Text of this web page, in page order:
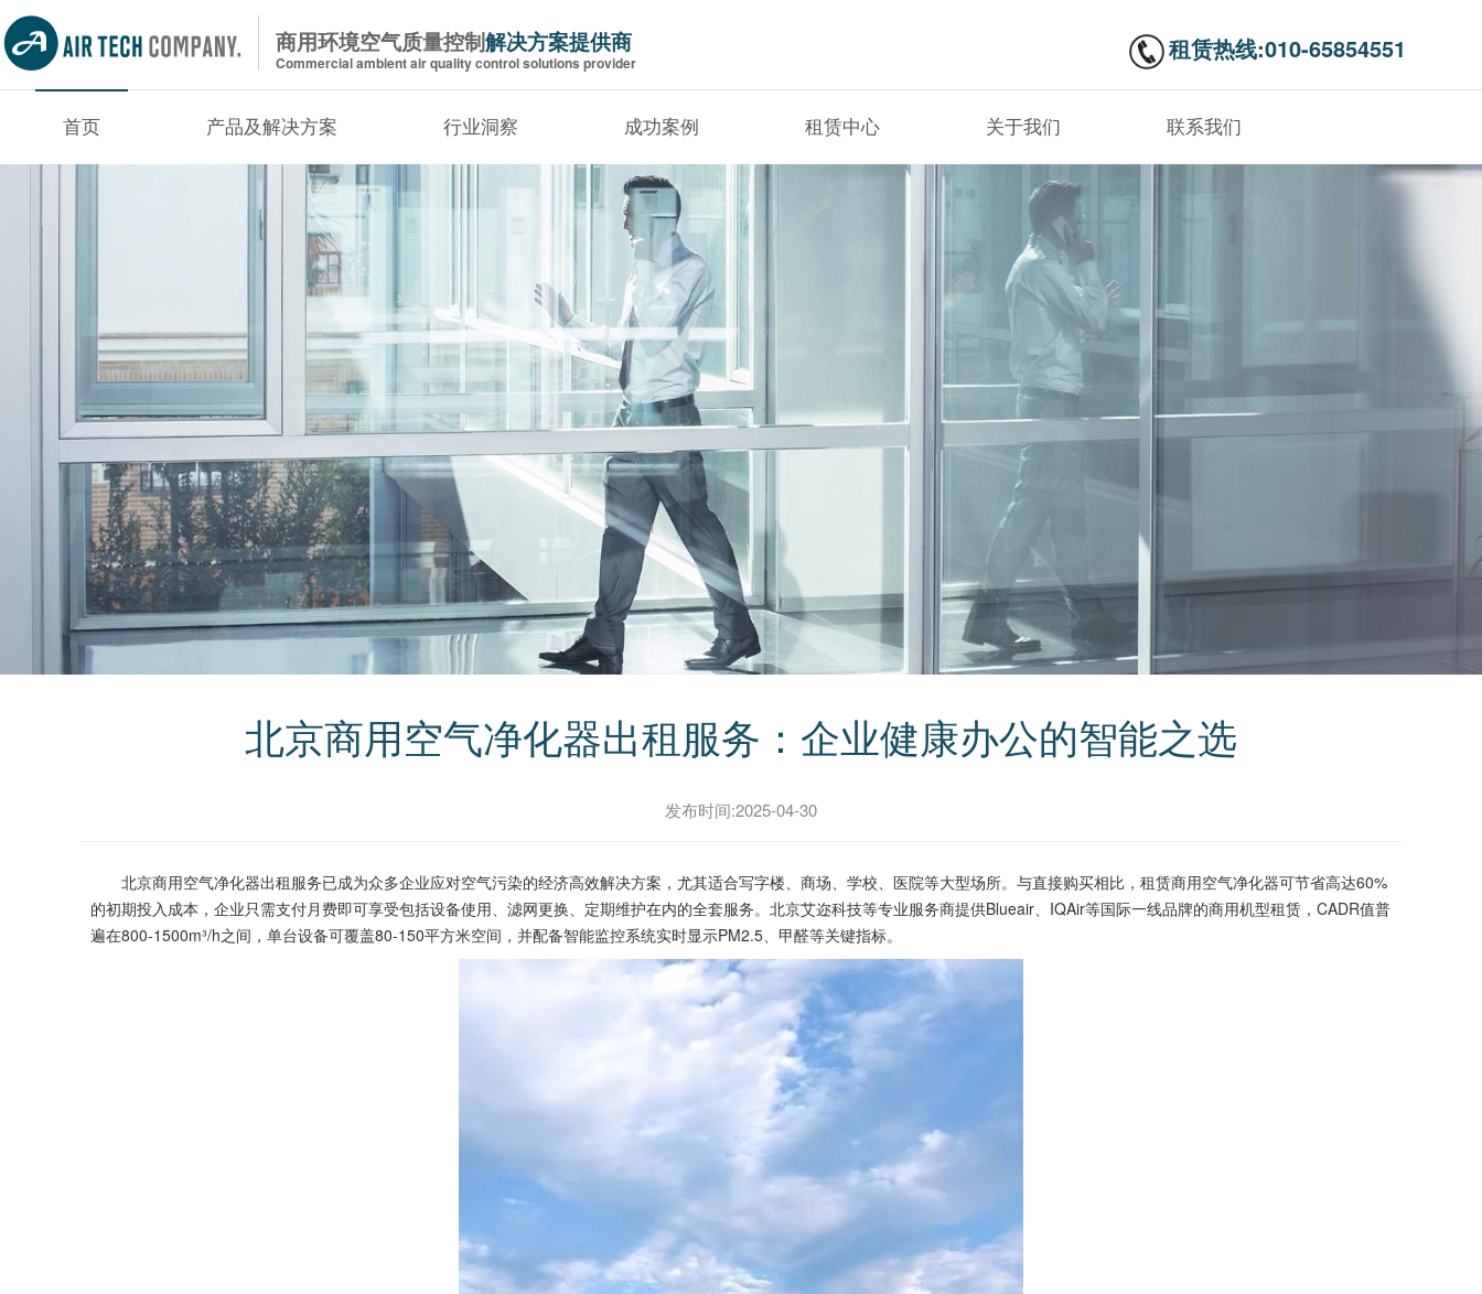
商用环境空气质量控制解决方案提供商
Commercial ambient air quality control solutions provider 租赁热线:010-65854551
首页 产品及解决方案 行业洞察 成功案例 租赁中心 关于我们 联系我们
北京商用空气净化器出租服务：企业健康办公的智能之选
发布时间:2025-04-30
北京商用空气净化器出租服务已成为众多企业应对空气污染的经济高效解决方案，尤其适合写字楼、商场、学校、医院等大型场所。与直接购买相比，租赁商用空气净化器可节省高达60%
的初期投入成本，企业只需支付月费即可享受包括设备使用、滤网更换、定期维护在内的全套服务。北京艾迩科技等专业服务商提供Blueair、IQAir等国际一线品牌的商用机型租赁，CADR值普
遍在800-1500m³/h之间，单台设备可覆盖80-150平方米空间，并配备智能监控系统实时显示PM2.5、甲醛等关键指标。